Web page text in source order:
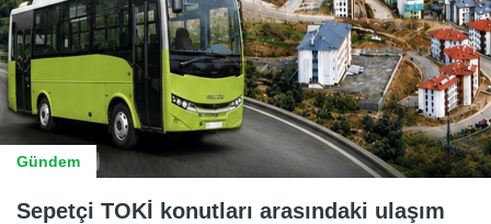
Gündem
Sepetçi TOKİ konutları arasındaki ulaşım